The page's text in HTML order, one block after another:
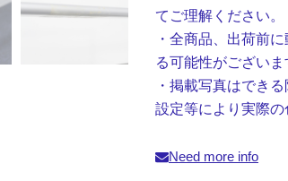
てご理解ください。
・全商品、出荷前
る可能性がございま
・掲載写真はでき
設定等により実際の
Need more info